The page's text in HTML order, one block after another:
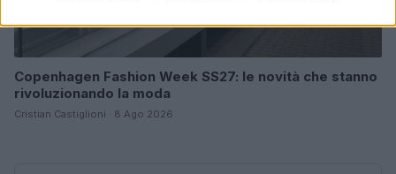
Copenhagen Fashion Week SS27: le novità che stanno
rivoluzionando la moda
Cristian Castiglioni · 8 Ago 2026